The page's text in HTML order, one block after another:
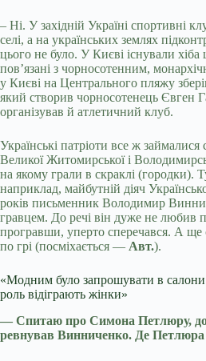
– Ні. У західній Україні спортивні
селі, а на українських землях
цього не було. У Києві існували
пов’язані з чорносотенним,
у Києві на Центрального пляжу
який створив чорносотенець Євген
організував й атлетичний клуб.
Українські патріоти все ж
Великої Житомирської і
на якому грали в скраклі (городки).
наприклад, майбутній діяч
років письменник Володимир
гравцем. До речі він дуже не любив
програвши, уперто сперечався. А ще
по грі (посміхається — Авт.).
«Модним було запрошувати в
роль відіграють жінки»
— Спитаю про Симона Петлюру, до
ревнував Винниченко. Де